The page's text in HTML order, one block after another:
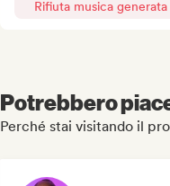
Rifiuta musica generata
Potrebbero
Perché stai visitando il